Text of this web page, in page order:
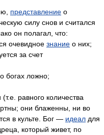
представление о
силу снов и считался
он полагал, что:
очевидное знание о них;
за счет
богах ложно;
равного количества
они блаженны, ни во
в культе. Бог — идеал для
который живет, по